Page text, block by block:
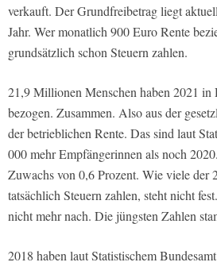
verkauft. Der Grundfreibetrag liegt
Jahr. Wer monatlich 900 Euro Rente
grundsätzlich schon Steuern zahlen.
21,9 Millionen Menschen haben 2021 in
bezogen. Zusammen. Also aus der
der betrieblichen Rente. Das sind laut
000 mehr Empfängerinnen als noch
Zuwachs von 0,6 Prozent. Wie viele der
tatsächlich Steuern zahlen, steht nicht
nicht mehr nach. Die jüngsten Zahlen
2018 haben laut Statistischem